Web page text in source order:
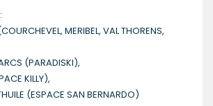
MERIBEL, VAL THORENS,
(PARADISKI),
KILLY),
(ESPACE SAN BERNARDO)